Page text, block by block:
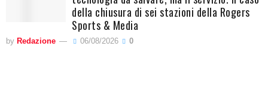
della chiusura di sei stazioni della Rogers
Sports & Media
by Redazione 06/08/2026 0